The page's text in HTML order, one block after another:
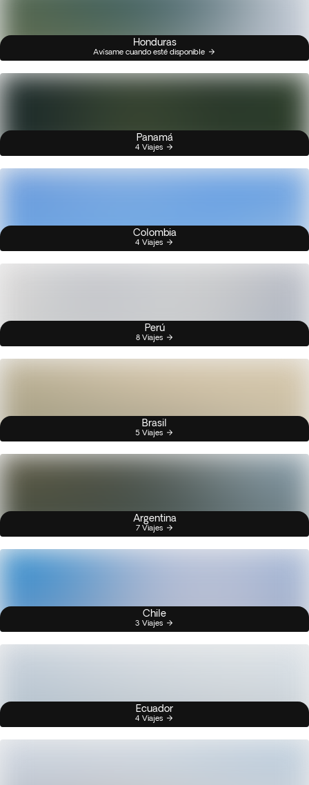
Honduras
Avísame cuando esté disponible
Panamá
4 Viajes
Colombia
4 Viajes
Perú
8 Viajes
Brasil
5 Viajes
Argentina
7 Viajes
Chile
3 Viajes
Ecuador
4 Viajes